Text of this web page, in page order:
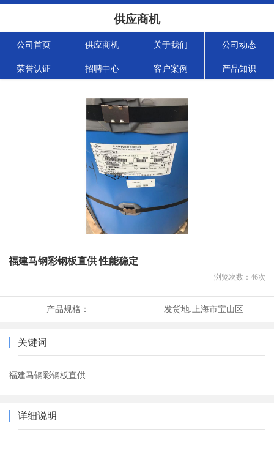
供应商机
公司首页 供应商机 关于我们 公司动态
荣誉认证 招聘中心 客户案例 产品知识
福建马钢彩钢板直供 性能稳定
浏览次数： 46次
产品规格： 发货地: 上海市宝山区
关键词
福建马钢彩钢板直供
详细说明